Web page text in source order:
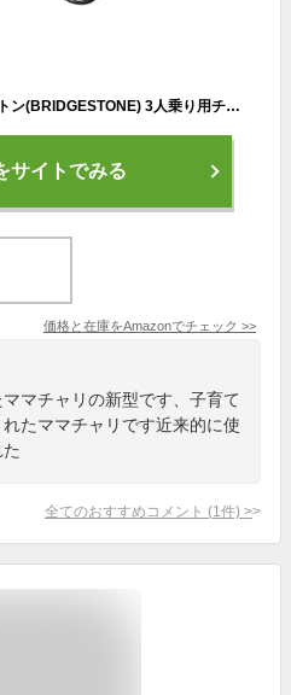
子ども乗せ電動自転車 ブリヂストン(BRIDGESTONE) 3人乗り用チャイルドシート付きbikke POLAR e（ビッケポーラーe） T.レトロブルー 20インチ 2020年モデル
サイトでみる
価格と在庫をAmazonでチェック >>
マチャリの新型です、子育て
たママチャリです近来的に使
全てのおすすめコメント (1 件) >